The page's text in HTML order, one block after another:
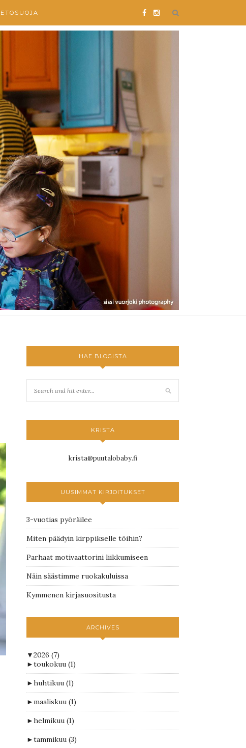
HAE BLOGISTA
KRISTA
krista@puutalobaby.fi
UUSIMMAT KIRJOITUKSET
3-vuotias pyöräilee
Miten päädyin kirppikselle töihin?
Parhaat motivaattorini liikkumiseen
Näin säästimme ruokakuluissa
Kymmenen kirjasuositusta
ARCHIVES
▼2026 (7)
►toukokuu (1)
►huhtikuu (1)
►maaliskuu (1)
►helmikuu (1)
►tammikuu (3)